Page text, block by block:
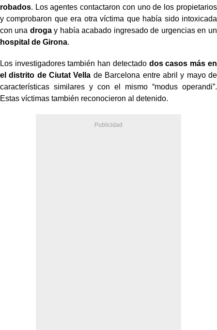
robados. Los agentes contactaron con uno de los propietarios
y comprobaron que era otra víctima que había sido intoxicada
con una droga y había acabado ingresado de urgencias en un
hospital de Girona.
Los investigadores también han detectado dos casos más en
el distrito de Ciutat Vella de Barcelona entre abril y mayo de
características similares y con el mismo “modus operandi”.
Estas víctimas también reconocieron al detenido.